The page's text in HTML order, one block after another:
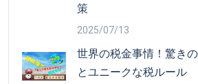
策
2025/07/13
世界の税金事情！驚き
とユニークな税ルール